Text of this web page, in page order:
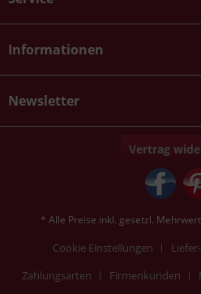
Informationen
Newsletter
Vertrag
* Alle Preise inkl. gesetzl.
Cookie Einstellungen
Zahlungsarten
Firmenkunden